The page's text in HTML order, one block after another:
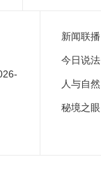
新闻联播
今日说法
人与自然
秘境之眼